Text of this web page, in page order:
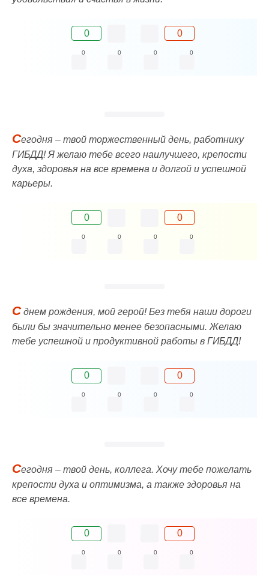
0 0
0 0 0 0
Сегодня – твой торжественный день, работнику
ГИБДД! Я желаю тебе всего наилучшего, крепости
духа, здоровья на все времена и долгой и успешной
карьеры.
0 0
0 0 0 0
Сднем рождения, мой герой! Без тебя наши дороги
были бы значительно менее безопасными. Желаю
тебе успешной и продуктивной работы в ГИБДД!
0 0
0 0 0 0
Сегодня – твой день, коллега. Хочу тебе пожелать
крепости духа и оптимизма, а также здоровья на
все времена.
0 0
0 0 0 0